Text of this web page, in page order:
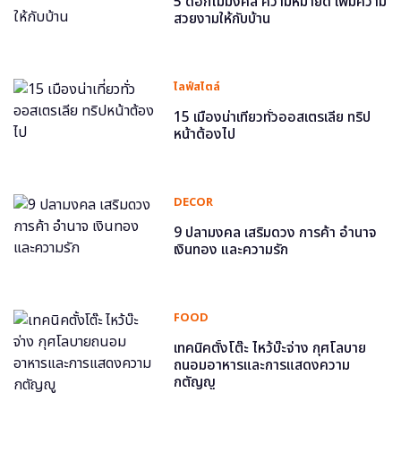
สวยงามให้กับบ้าน
ไลฟ์สไตล์
15 เมืองน่าเที่ยวทั่วออสเตรเลีย ทริป
หน้าต้องไป
DECOR
9 ปลามงคล เสริมดวง การค้า อำนาจ
เงินทอง และความรัก
FOOD
เทคนิคตั้งโต๊ะ ไหว้บ๊ะจ่าง กุศโลบาย
ถนอมอาหารและการแสดงความ
กตัญญู